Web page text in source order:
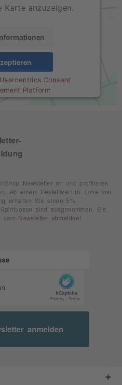
Karte anzuzeigen.
Usercentrics Consent
Platform
Newsletter an und profitieren
Ab einem Bestellwert in Höhe von
erhalten Sie einen 5%
sind ausgenommen. Sie
vom Newsletter abmelden !
anmelden